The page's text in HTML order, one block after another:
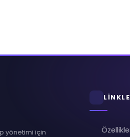
yönetimi için